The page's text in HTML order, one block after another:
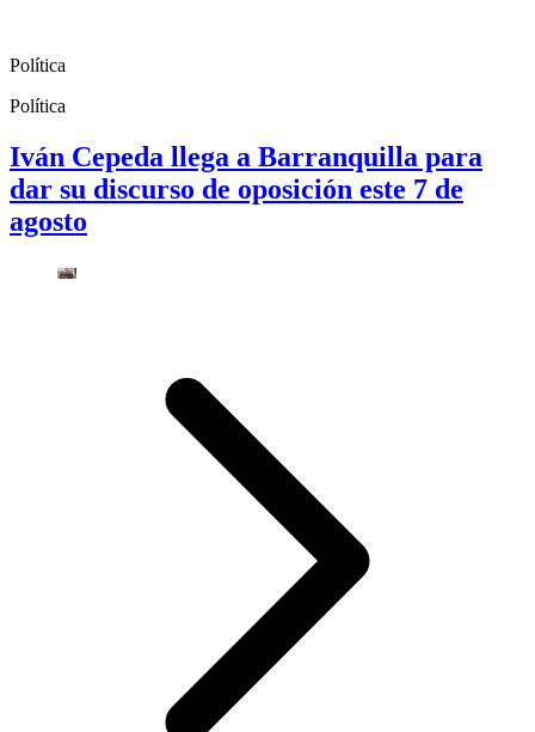
Política
Política
Iván Cepeda llega a Barranquilla para
dar su discurso de oposición este 7 de
agosto